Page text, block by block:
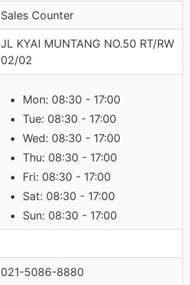
Sales Counter
JL KYAI MUNTANG NO.50 RT/RW
02/02
Mon: 08:30 - 17:00
Tue: 08:30 - 17:00
Wed: 08:30 - 17:00
Thu: 08:30 - 17:00
Fri: 08:30 - 17:00
Sat: 08:30 - 17:00
Sun: 08:30 - 17:00
021-5086-8880